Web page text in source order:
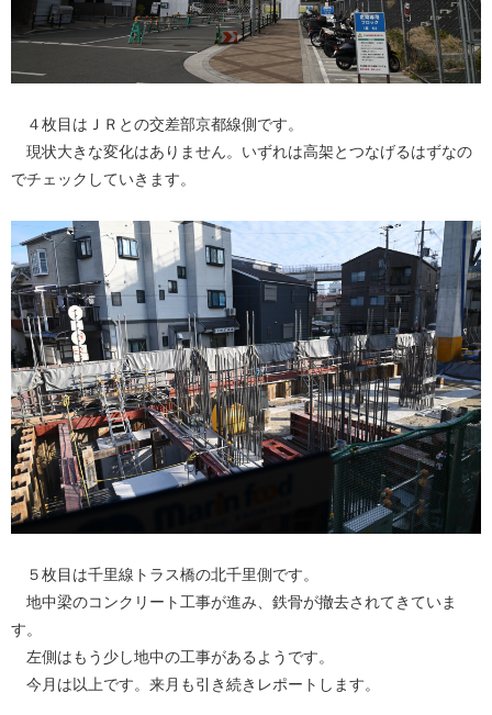
４枚目はＪＲとの交差部京都線側です。
現状大きな変化はありません。いずれは高架とつなげるはずなの
でチェックしていきます。
５枚目は千里線トラス橋の北千里側です。
地中梁のコンクリート工事が進み、鉄骨が撤去されてきていま
す。
左側はもう少し地中の工事があるようです。
今月は以上です。来月も引き続きレポートします。